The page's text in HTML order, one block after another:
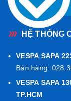
HỆ THỐNG
VESPA SAPA
Bán hàng:
VESPA SAPA
TP.HCM